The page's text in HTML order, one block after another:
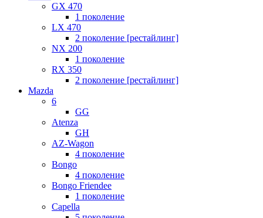
GX 470
1 поколение
LX 470
2 поколение [рестайлинг]
NX 200
1 поколение
RX 350
2 поколение [рестайлинг]
Mazda
6
GG
Atenza
GH
AZ-Wagon
4 поколение
Bongo
4 поколение
Bongo Friendee
1 поколение
Capella